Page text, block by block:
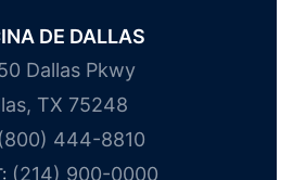
DE DALLAS
Dallas Pkwy
TX 75248
444-8810
(214) 900-0000